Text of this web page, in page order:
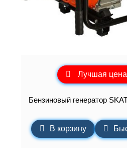
Лучшая
Бензиновый генератор
В корзину